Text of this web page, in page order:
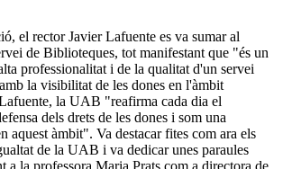
el rector Javier Lafuente es va sumar al
de Biblioteques, tot manifestant que "és un
professionalitat i de la qualitat d'un servei
la visibilitat de les dones en l'àmbit
la UAB "reafirma cada dia el
dels drets de les dones i som una
aquest àmbit". Va destacar fites com ara els
de la UAB i va dedicar unes paraules
a la professora Maria Prats com a directora de